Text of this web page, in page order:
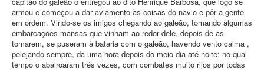
armou e começou a dar aviamento às coisas do navio e pôr a gente
em ordem. Vindo-se os imigos chegando ao galeão, tomando algumas
embarcações mansas que vinham ao redor dele, depois de as
tomarem, se puseram à bataria com o galeão, havendo vento calma ,
pelejando sempre, da uma hora depois do meio-dia até noite; no qual
tempo o abalroaram três vezes, com combates muito rijos por todas